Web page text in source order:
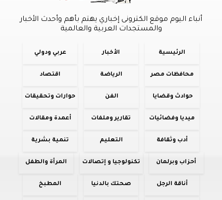
أنباء اليوم موقع الكترونى إخباري يهتم بأهم وأحدث الأخبار
والمستجدات العربية والعالمية
الرئيسية الأخبار عربي ودولي
محافظات مصر الرياضة اقتصاد
حوادث وقضايا الفن حوارات وتحقيقات
ميديا وفضائيات تقارير وملفات أعمدة ومقالات
أدب وثقافة التعليم تنمية بشرية
أحزاب وبرلمان تكنولوجيا و إتصالات المرأة والطفل
أناقة الرجل صحتك بالدنيا المطبخ